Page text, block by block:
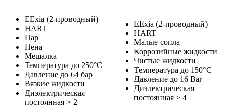
EExia (2-проводный)
HART
Пар
Пена
Мешалка
Температура до 250°C
Давление до 64 бар
Вязкие жидкости
Диэлектрическая
постоянная > 2
EExia (2-проводный)
HART
Малые сопла
Коррозийные жидкости
Чистые жидкости
Температура до 150°C
Давление до 16 Bar
Диэлектрическая
постоянная > 4